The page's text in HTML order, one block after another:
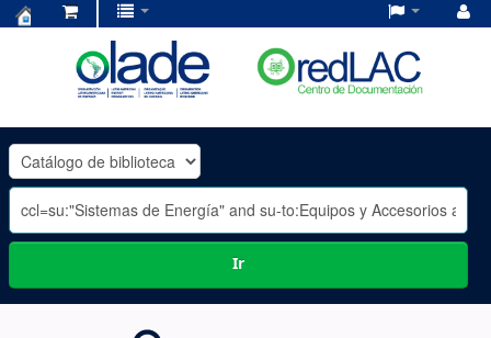
OLADE
-
Ir